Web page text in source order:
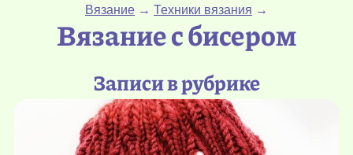
Вязание → Техники вязания →
Вязание с бисером
Записи в рубрике